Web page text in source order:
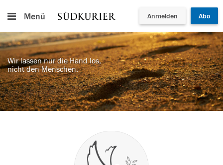
Menü Anmelden Abo
Wir lassen nur die Hand los,
nicht den Menschen.